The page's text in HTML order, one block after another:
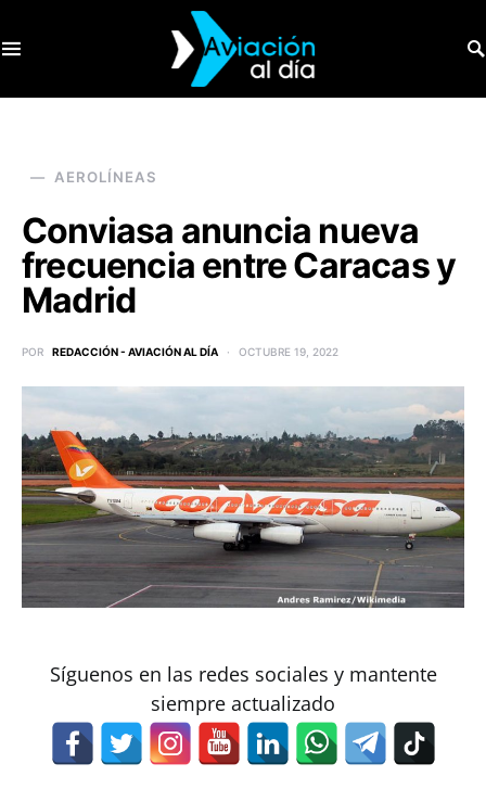
AEROLÍNEAS
Conviasa anuncia nueva
frecuencia entre Caracas y
Madrid
POR REDACCIÓN - AVIACIÓN AL DÍA OCTUBRE 19, 2022
Síguenos en las redes sociales y mantente
siempre actualizado